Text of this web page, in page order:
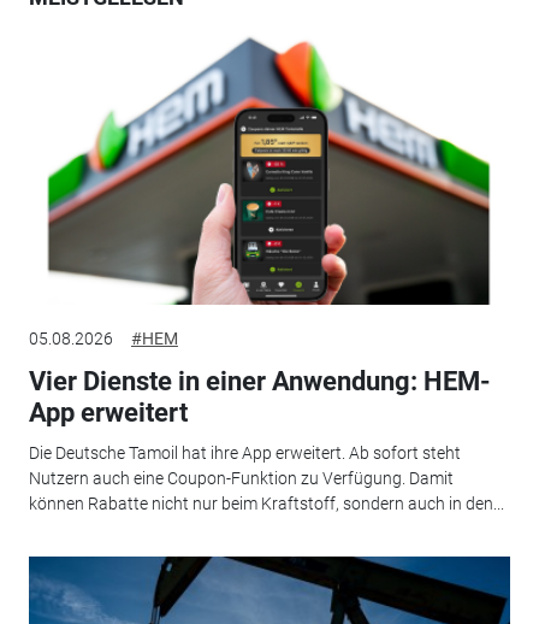
05.08.2026 #HEM
Vier Dienste in einer Anwendung: HEM-
App erweitert
Die Deutsche Tamoil hat ihre App erweitert. Ab sofort steht
Nutzern auch eine Coupon-Funktion zu Verfügung. Damit
können Rabatte nicht nur beim Kraftstoff, sondern auch in den...